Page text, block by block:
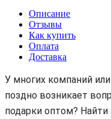
Описание
Отзывы
Как купить
Оплата
Доставка
У многих компаний
поздно возникает
подарки оптом?